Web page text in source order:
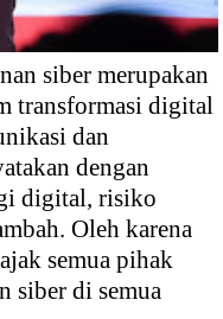
siber merupakan
transformasi digital
dan
dengan
digital, risiko
Oleh karena
semua pihak
siber di semua